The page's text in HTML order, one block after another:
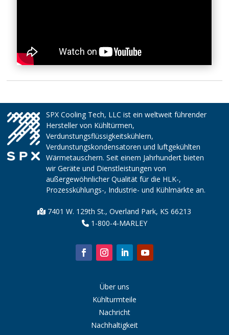
SPX Cooling Tech, LLC ist ein weltweit führender
Hersteller von Kühltürmen,
Verdunstungsflüssigkeitskühlern,
Verdunstungskondensatoren und luftgekühlten
Wärmetauschern. Seit einem Jahrhundert bieten
wir Geräte und Dienstleistungen von
außergewöhnlicher Qualität für die HLK-,
Prozesskühlungs-, Industrie- und Kühlmärkte an.
7401 W. 129th St., Overland Park, KS 66213
1-800-4-MARLEY
Über uns
Kühlturmteile
Nachricht
Nachhaltigkeit